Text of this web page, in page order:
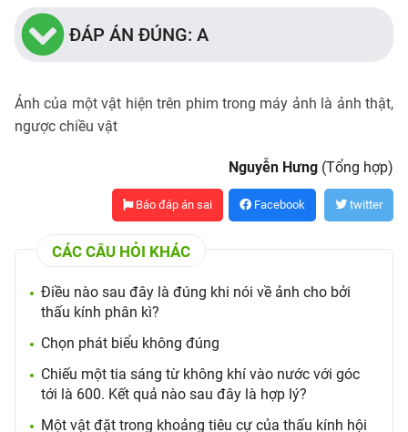
ĐÁP ÁN ĐÚNG: A
Ảnh của một vật hiện trên phim trong máy ảnh là ảnh thật,
ngược chiều vật
Nguyễn Hưng (Tổng hợp)
Báo đáp án sai Facebook twitter
CÁC CÂU HỎI KHÁC
Điều nào sau đây là đúng khi nói về ảnh cho bởi
thấu kính phân kì?
Chọn phát biểu không đúng
Chiếu một tia sáng từ không khí vào nước với góc
tới là 600. Kết quả nào sau đây là hợp lý?
Một vật đặt trong khoảng tiêu cự của thấu kính hội